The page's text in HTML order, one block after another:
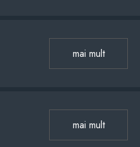
mai mult
mai mult